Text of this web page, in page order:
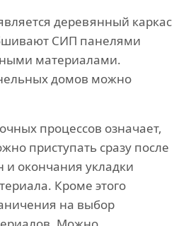
деревянный каркас
СИП панелями
материалами.
домов можно
процессов означает,
приступать сразу после
и окончания укладки
Кроме этого
на выбор